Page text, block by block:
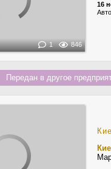
1 846
16
Передан в другое